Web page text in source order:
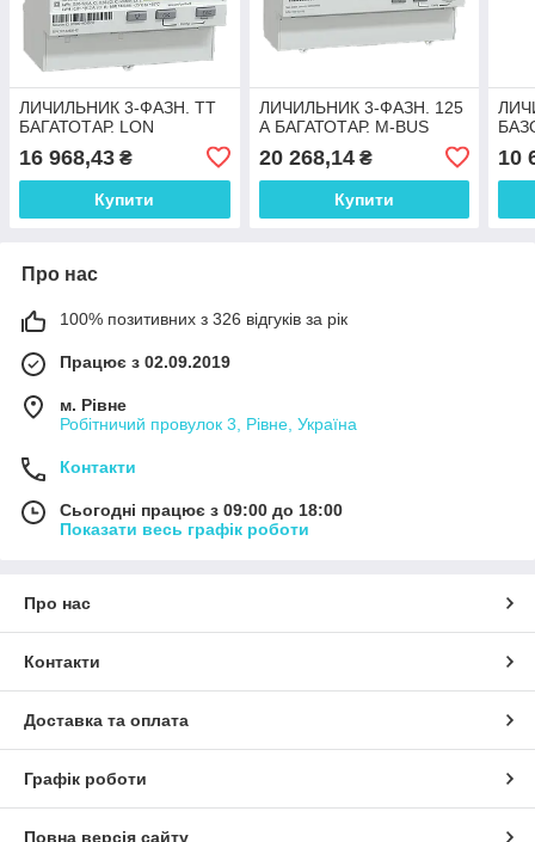
ЛИЧИЛЬНИК 3-ФАЗН. ТТ
БАГАТОТАР. LON
16 968,43 ₴
Купити
ЛИЧИЛЬНИК 3-ФАЗН. 125
А БАГАТОТАР. M-BUS
20 268,14₴
Купити
10
Про нас
100% позитивних з 326 відгуків за рік
Працює з 02.09.2019
м. Рівне
Робітничий провулок 3, Рівне, Україна
Контакти
Сьогодні працює з 09:00 до 18:00
Показати весь графік роботи
Про нас
Контакти
Доставка та оплата
Графік роботи
Повна версія сайту